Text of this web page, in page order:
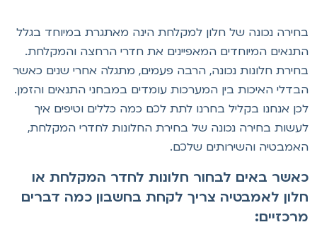
נכונה של חלון למקלחת הינה מאתגרת במיוחד בגלל
המיוחדים המאפיינים את חדרי הרחצה והמקלחת.
חלונות נכונה, הרבה פעמים, מתגלה אחרי שנים כאשר
האיכות בין המערכות עומדים במבחני התנאים והזמן.
אנחנו בקליל בחרנו לתת לכם כמה כללים וטיפים איך
בחירה נכונה של בחירת החלונות לחדרי המקלחת,
והשירותים שלכם.
באים לבחור חלונות לחדר המקלחת או
לאמבטיה צריך לקחת בחשבון כמה דברים